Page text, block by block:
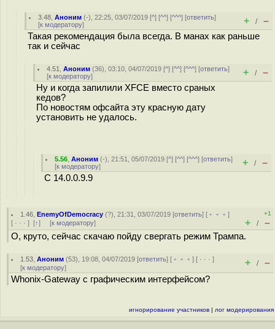
3.48 ,Аноним (-), 22:25, 03/07/2019 [^] [^^] [^^^] [ответить]
[к модератору] + / –
Такая рекомендация была всегда. В манах как раньше
так и сейчас
4.51 ,Аноним (36), 03:10, 04/07/2019 [^] [^^] [^^^] [ответить]
[к модератору] + / –
Ну и когда запилили XFCE вместо сраных
кедов?
По новостям офсайта эту красную дату
установить не удалось.
5.56 ,Аноним (-), 21:51, 05/07/2019 [^] [^^] [^^^] [ответить]
[к модератору] + / –
С 14.0.0.9.9
1.46 ,EnemyOfDemocracy (?), 21:31, 03/07/2019 [ответить] [ ﹢﹢﹢]
[ · · · ] [↑] [к модератору]
+1
+ / –
О, круто, сейчас скачаю пойду свергать режим Трампа.
1.53 ,Аноним (53), 19:08, 04/07/2019 [ответить] [ ﹢﹢﹢] [ · · ·]
[к модератору] + / –
Whonix-Gateway с графическим интерфейсом?
игнорирование участников | лог модерирования